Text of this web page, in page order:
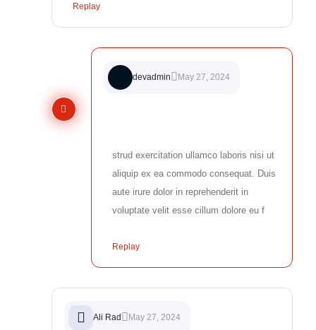
Replay
devadmin May 27, 2024
strud exercitation ullamco laboris nisi ut
aliquip ex ea commodo consequat. Duis
aute irure dolor in reprehenderit in
voluptate velit esse cillum dolore eu f
Replay
Ali Rad May 27, 2024